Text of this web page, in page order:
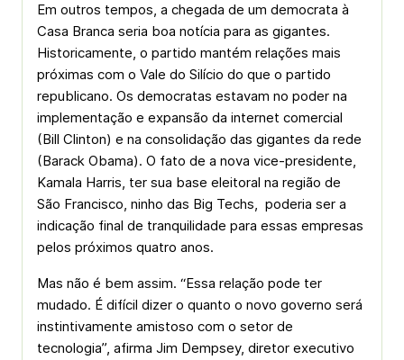
Em outros tempos, a chegada de um democrata à
Casa Branca seria boa notícia para as gigantes.
Historicamente, o partido mantém relações mais
próximas com o Vale do Silício do que o partido
republicano. Os democratas estavam no poder na
implementação e expansão da internet comercial
(Bill Clinton) e na consolidação das gigantes da rede
(Barack Obama). O fato de a nova vice-presidente,
Kamala Harris, ter sua base eleitoral na região de
São Francisco, ninho das Big Techs, poderia ser a
indicação final de tranquilidade para essas empresas
pelos próximos quatro anos.
Mas não é bem assim. “Essa relação pode ter
mudado. É difícil dizer o quanto o novo governo será
instintivamente amistoso com o setor de
tecnologia”, afirma Jim Dempsey, diretor executivo